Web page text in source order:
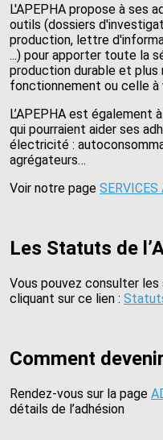
L'APEPHA propose à ses
outils (dossiers
production, lettre
...) pour apporter toute la
production durable et
fonctionnement ou celle à
L’APEPHA est également
qui pourraient aider ses
électricité :
agrégateurs…
Voir notre page SERVICES
Les Statuts de
Vous pouvez consulter
cliquant sur ce lien :
Comment
Rendez-vous sur la page
détails de l’adhésion